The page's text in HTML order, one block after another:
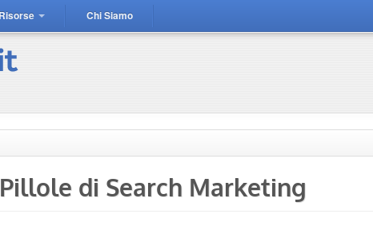
Risorse Chi Siamo
di Search Marketing